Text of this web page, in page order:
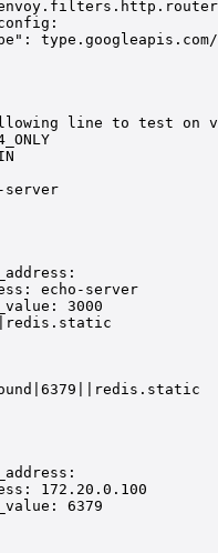
:
:
line to test on
server
:
: echo-server
: 3000
:
: 172.20.0.100
: 6379